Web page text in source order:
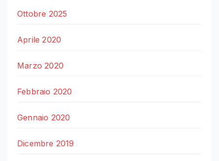
Ottobre 2025
Aprile 2020
Marzo 2020
Febbraio 2020
Gennaio 2020
Dicembre 2019